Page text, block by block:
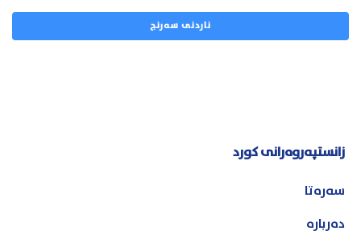
زانستپەروەرانی کورد
سەرەتا
دەربارە